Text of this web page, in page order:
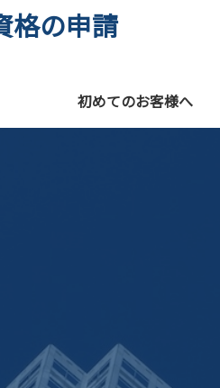
格の申請
初めてのお客様へ